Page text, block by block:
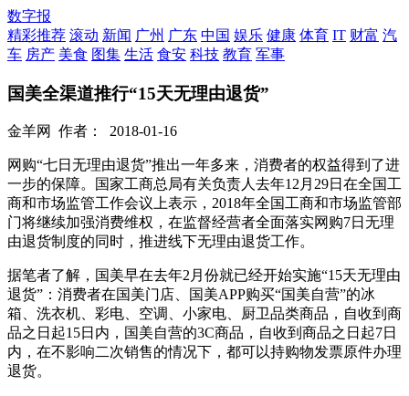
数字报
精彩推荐 滚动 新闻 广州 广东 中国 娱乐 健康 体育 IT 财富 汽
车 房产 美食 图集 生活 食安 科技 教育 军事
国美全渠道推行“15天无理由退货”
金羊网 作者： 2018-01-16
网购“七日无理由退货”推出一年多来，消费者的权益得到了进
一步的保障。国家工商总局有关负责人去年12月29日在全国工
商和市场监管工作会议上表示，2018年全国工商和市场监管部
门将继续加强消费维权，在监督经营者全面落实网购7日无理
由退货制度的同时，推进线下无理由退货工作。
据笔者了解，国美早在去年2月份就已经开始实施“15天无理由
退货”：消费者在国美门店、国美APP购买“国美自营”的冰
箱、洗衣机、彩电、空调、小家电、厨卫品类商品，自收到商
品之日起15日内，国美自营的3C商品，自收到商品之日起7日
内，在不影响二次销售的情况下，都可以持购物发票原件办理
退货。